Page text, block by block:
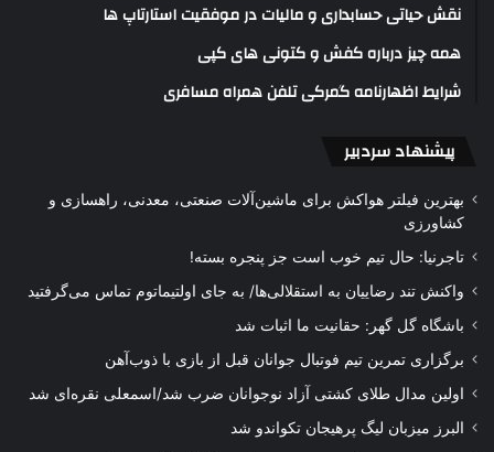
نقش حیاتی حسابداری و مالیات در موفقیت استارتاپ ها
همه چیز درباره کفش و کتونی های کپی
شرایط اظهارنامه گمرکی تلفن همراه مسافری
پیشنهاد سردبیر
بهترین فیلتر هواکش برای ماشین‌آلات صنعتی، معدنی، راهسازی و
کشاورزی
تاجرنیا: حال تیم خوب است جز پنجره بسته!
واکنش تند رضاییان به استقلالی‌ها/ به جای اولتیماتوم تماس می‌گرفتید
باشگاه گل گهر: حقانیت ما اثبات شد
برگزاری تمرین تیم فوتبال جوانان قبل از بازی با ذوب‌آهن
اولین مدال طلای کشتی آزاد نوجوانان ضرب شد/اسمعلی نقره‌ای شد
البرز میزبان لیگ پرهیجان تکواندو شد